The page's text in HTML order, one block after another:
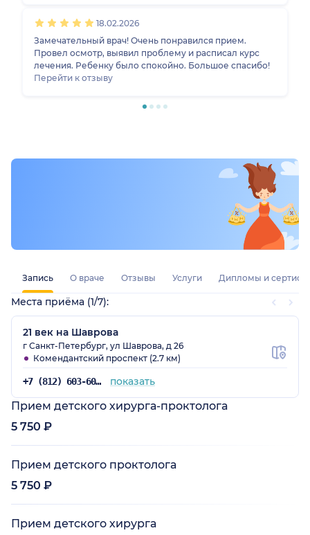
Запись О враче Отзывы Услуги Дипломы и
Места приёма (1/7):
21 век на Шаврова
г Санкт-Петербург, ул Шаврова, д 26
Комендантский проспект (2.7 км)
+7 (812) 603-60-42 показать
Прием детского хирурга-проктолога
5 750 ₽
Прием детского проктолога
5 750 ₽
Прием детского хирурга
18.02.2026
Замечательный врач! Очень понравился прием.
Провел осмотр, выявил проблему и расписал курс
лечения. Ребенку было спокойно. Большое спасибо!
Перейти к отзыву